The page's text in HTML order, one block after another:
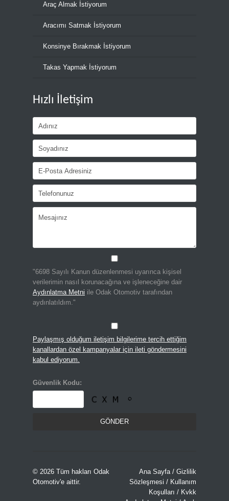
Araç Almak İstiyorum
Aracımı Satmak İstiyorum
Konsinye Bırakmak İstiyorum
Takas Yapmak İstiyorum
Hızlı İletişim
"6698 Sayılı Kanun düzenlenmesi uyarınca kişisel
verilerimin nasıl korunacağına ve işleneceğine dair
Aydınlatma Metni ile Odak Otomotiv tarafından
aydınlatıldım."
Paylaşmış olduğum iletişim bilgilerime tercih ettiğim
kanallardan özel kampanyalar için ileti göndermesini
kabul ediyorum.
Güvenlik Kodu:
© 2026 Tüm hakları Odak
Otomotiv'e aittir.
Ana Sayfa/ Gizlilik
Sözleşmesi / Kullanım
Koşulları / Kvkk